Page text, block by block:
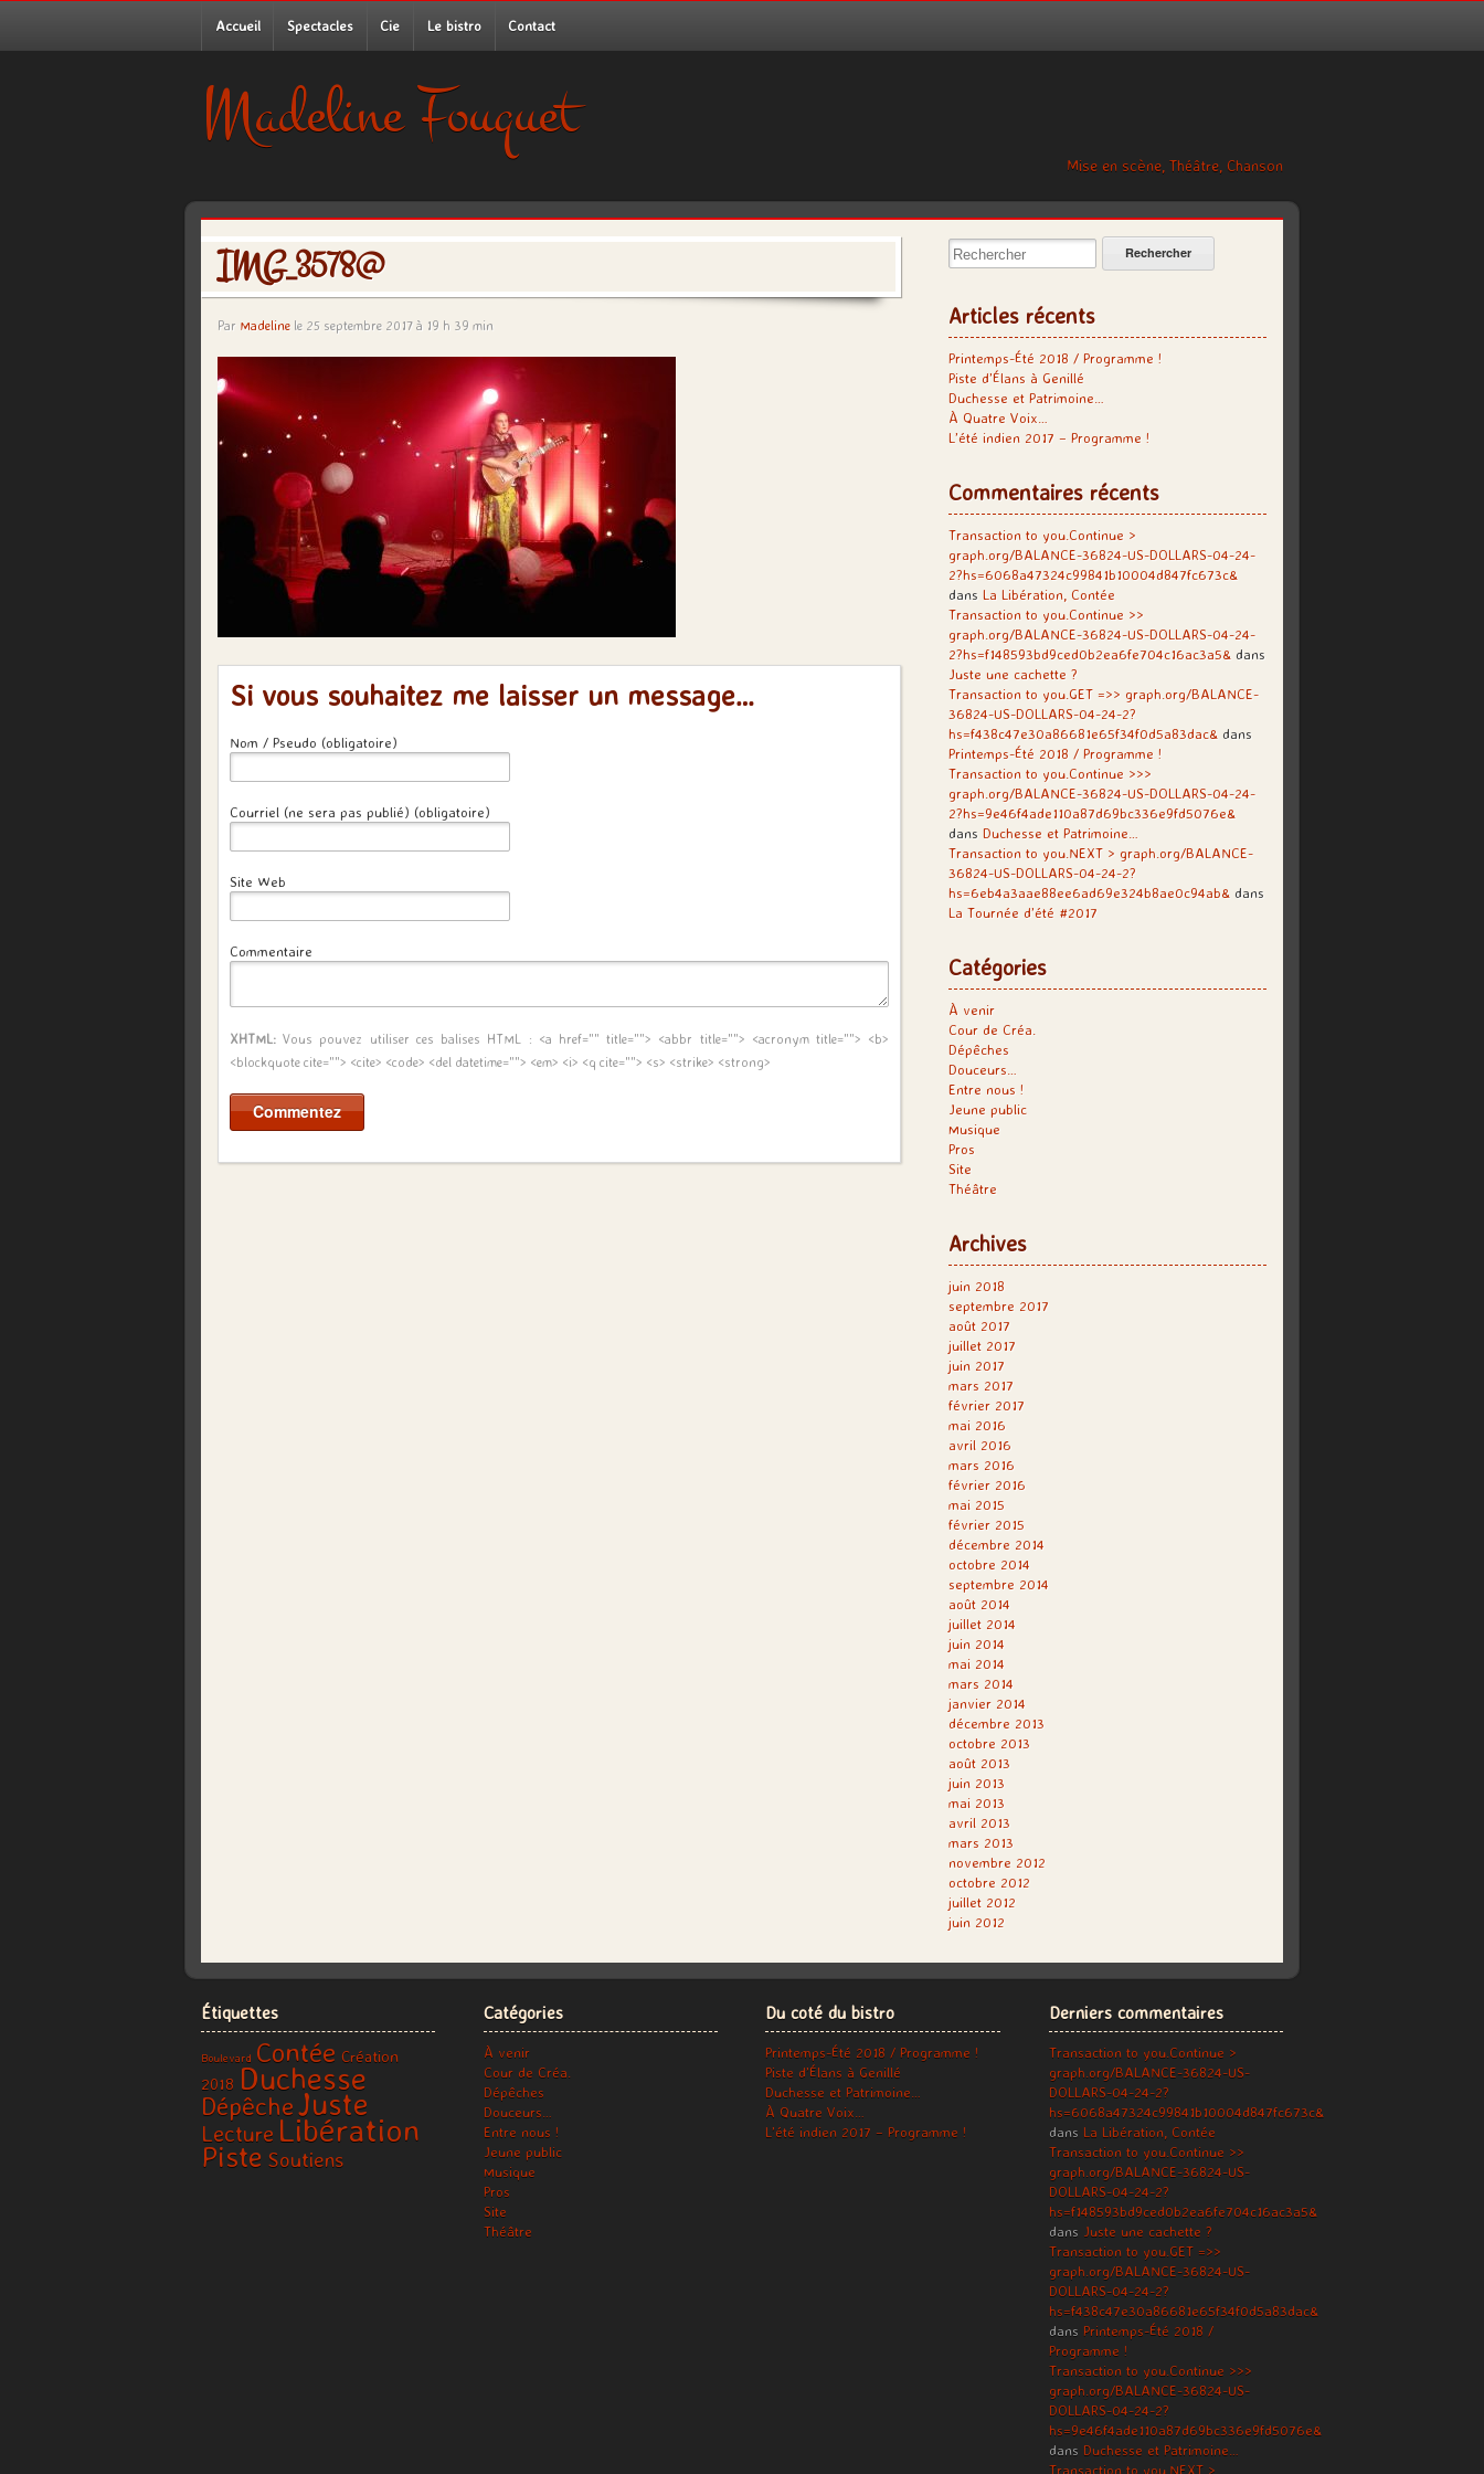
Accueil Spectacles Cie Le bistro Contact
Madeline Fouquet
Mise en scène, Théâtre, Chanson
IMG_3578@
Par Madeline le 25 septembre 2017 à 19 h 39 min
Si vous souhaitez me laisser un message…
Nom / Pseudo (obligatoire)
Courriel (ne sera pas publié) (obligatoire)
Site Web
Commentaire
XHTML: Vous pouvez utiliser ces balises HTML : <a href="" title=""> <abbr title=""> <acronym title=""> <b>
<blockquote cite=""> <cite> <code> <del datetime=""> <em> <i> <q cite=""> <s> <strike> <strong>
Rechercher:
Articles récents
Printemps-Été 2018 / Programme !
Piste d’Élans à Genillé
Duchesse et Patrimoine…
À Quatre Voix…
L’été indien 2017 – Programme !
Commentaires récents
Transaction to you.Continue >
graph.org/BALANCE-36824-US-DOLLARS-04-24-
2?hs=6068a47324c99841b10004d847fc673c&
dans La Libération, Contée
Transaction to you.Continue >>
graph.org/BALANCE-36824-US-DOLLARS-04-24-
2?hs=f148593bd9ced0b2ea6fe704c16ac3a5& dans
Juste une cachette ?
Transaction to you.GET =>> graph.org/BALANCE-
36824-US-DOLLARS-04-24-2?
hs=f438c47e30a86681e65f34f0d5a83dac& dans
Printemps-Été 2018 / Programme !
Transaction to you.Continue >>>
graph.org/BALANCE-36824-US-DOLLARS-04-24-
2?hs=9e46f4ade110a87d69bc336e9fd5076e&
dans Duchesse et Patrimoine…
Transaction to you.NEXT > graph.org/BALANCE-
36824-US-DOLLARS-04-24-2?
hs=6eb4a3aae88ee6ad69e324b8ae0c94ab& dans
La Tournée d’été #2017
Catégories
À venir
Cour de Créa.
Dépêches
Douceurs…
Entre nous !
Jeune public
Musique
Pros
Site
Théâtre
Archives
juin 2018
septembre 2017
août 2017
juillet 2017
juin 2017
mars 2017
février 2017
mai 2016
avril 2016
mars 2016
février 2016
mai 2015
février 2015
décembre 2014
octobre 2014
septembre 2014
août 2014
juillet 2014
juin 2014
mai 2014
mars 2014
janvier 2014
décembre 2013
octobre 2013
août 2013
juin 2013
mai 2013
avril 2013
mars 2013
novembre 2012
octobre 2012
juillet 2012
juin 2012
Étiquettes
Boulevard Contée Création
2018 Duchesse
DépêcheJuste
Lecture Libération
Piste Soutiens
Catégories
À venir
Cour de Créa.
Dépêches
Douceurs…
Entre nous !
Jeune public
Musique
Pros
Site
Théâtre
Du coté du bistro
Printemps-Été 2018 / Programme !
Piste d’Élans à Genillé
Duchesse et Patrimoine…
À Quatre Voix…
L’été indien 2017 – Programme !
Derniers commentaires
Transaction to you.Continue >
graph.org/BALANCE-36824-US-
DOLLARS-04-24-2?
hs=6068a47324c99841b10004d847fc673c&
dans La Libération, Contée
Transaction to you.Continue >>
graph.org/BALANCE-36824-US-
DOLLARS-04-24-2?
hs=f148593bd9ced0b2ea6fe704c16ac3a5&
dans Juste une cachette ?
Transaction to you.GET =>>
graph.org/BALANCE-36824-US-
DOLLARS-04-24-2?
hs=f438c47e30a86681e65f34f0d5a83dac&
dans Printemps-Été 2018 /
Programme !
Transaction to you.Continue >>>
graph.org/BALANCE-36824-US-
DOLLARS-04-24-2?
hs=9e46f4ade110a87d69bc336e9fd5076e&
dans Duchesse et Patrimoine…
Transaction to you.NEXT >